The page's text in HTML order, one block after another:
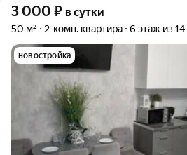
3 000 ₽ в сутки
50 м² 2-комн. квартира 6 этаж из 14
новостройка